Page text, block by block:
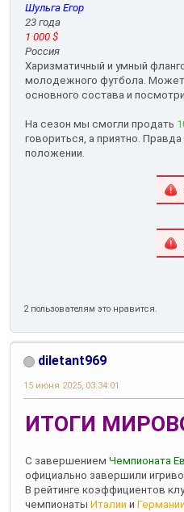
Шульга Егор
23 года
1 000 $
Россия
Харизматичный и умный
молодежного футбола. Может
основного состава и
На сезон мы смогли продать
говориться, а приятно.
положении.
2 пользователям это нравится.
diletant969
15 июня 2025, 03:34:01
ИТОГИ
С завершением Чемпионата
официально завершили
В рейтинге коэффициентов
чемпионаты Италии и Германии